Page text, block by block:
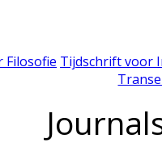
Filosofie Tijdschrift voor